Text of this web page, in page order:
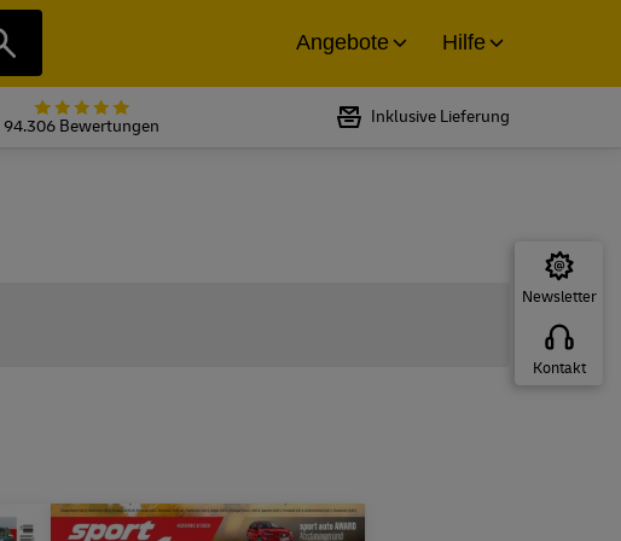
Suchen
Angebote Hilfe
Bewertet mit 5 von 5 Sternen bei
94.306 Bewertungen
Inklusive Lieferung
Newsletter
Kontakt